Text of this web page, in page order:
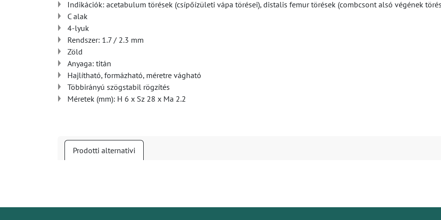
Indikációk: acetabulum törések (csípőízületi vápa törései), distalis femur törések (combcsont alsó végének
C alak
4-lyuk
Rendszer: 1.7 / 2.3 mm
Zöld
Anyaga: titán
Hajlítható, formázható, méretre vágható
Többirányú szögstabil rögzítés
Méretek (mm): H 6 x Sz 28 x Ma 2.2
Prodotti alternativi